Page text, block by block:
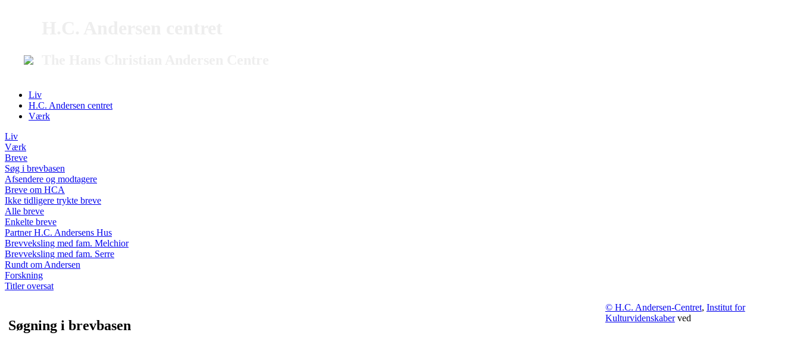
Liv
H.C. Andersen centret
Værk
Liv
Værk
Breve
Søg i brevbasen
Afsendere og modtagere
Breve om HCA
Ikke tidligere trykte breve
Alle breve
Enkelte breve
Partner H.C. Andersens Hus
Brevveksling med fam. Melchior
Brevveksling med fam. Serre
Rundt om Andersen
Forskning
Titler oversat
Søgning i brevbasen
© H.C. Andersen-Centret, Institut for
Kulturvidenskaberved